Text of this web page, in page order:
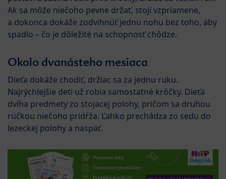
Ak sa môže niečoho pevne držať, stojí vzpriamene,
a dokonca dokáže zodvihnúť jednu nohu bez toho, aby
spadlo – čo je dôležité na schopnosť chôdze.
Okolo dvanásteho mesiaca
Dieťa dokáže chodiť, držiac sa za jednu ruku.
Najrýchlejšie deti už robia samostatné krôčky. Dieťa
dvíha predmety zo stojacej polohy, pričom sa druhou
rúčkou niečoho pridŕža. Ľahko prechádza zo sedu do
lezeckej polohy a naspäť.